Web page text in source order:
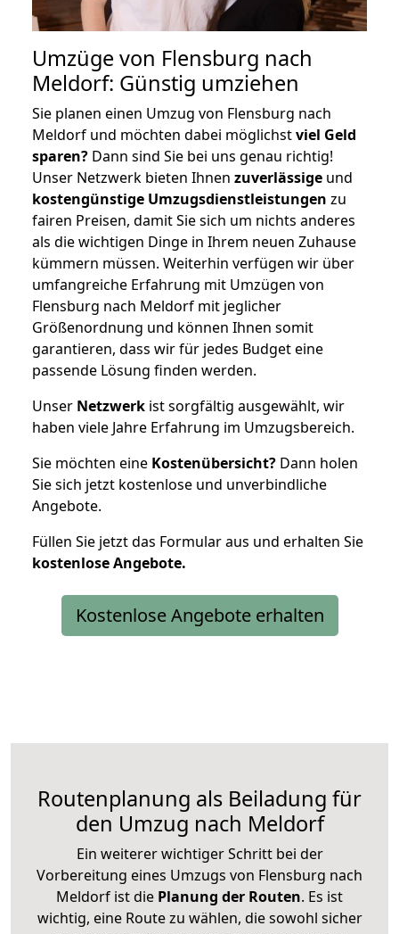
Umzüge von Flensburg nach
Meldorf: Günstig umziehen
Sie planen einen Umzug von Flensburg nach
Meldorf und möchten dabei möglichstviel Geld
sparen? Dann sind Sie bei uns genau richtig!
Unser Netzwerk bieten Ihnen zuverlässige und
kostengünstige Umzugsdienstleistungen zu
fairen Preisen, damit Sie sich um nichts anderes
als die wichtigen Dinge in Ihrem neuen Zuhause
kümmern müssen. Weiterhin verfügen wir über
umfangreiche Erfahrung mit Umzügen von
Flensburg nach Meldorf mit jeglicher
Größenordnung und können Ihnen somit
garantieren, dass wir für jedes Budget eine
passende Lösung finden werden.
Unser Netzwerk ist sorgfältig ausgewählt, wir
haben viele Jahre Erfahrung im Umzugsbereich.
Sie möchten eine Kostenübersicht? Dann holen
Sie sich jetzt kostenlose und unverbindliche
Angebote.
Füllen Sie jetzt das Formular aus und erhalten Sie
kostenloseAngebote.
Kostenlose Angebote erhalten
Routenplanung als Beiladung für
den Umzug nach Meldorf
Ein weiterer wichtiger Schritt bei der
Vorbereitung eines Umzugs von Flensburg nach
Meldorf ist die Planung der Routen. Es ist
wichtig, eine Route zu wählen, die sowohl sicher